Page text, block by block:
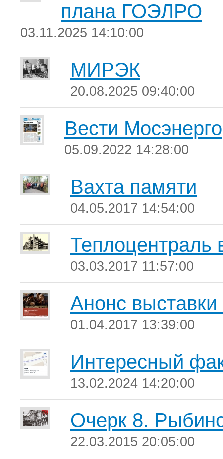
плана ГОЭЛРО
03.11.2025 14:10:00
МИРЭК
20.08.2025 09:40:00
Вести Мосэнерго
05.09.2022 14:28:00
Вахта памяти
04.05.2017 14:54:00
Теплоцентраль
03.03.2017 11:57:00
Анонс
01.04.2017 13:39:00
Интересный
13.02.2024 14:20:00
Очерк 8.
22.03.2015 20:05:00